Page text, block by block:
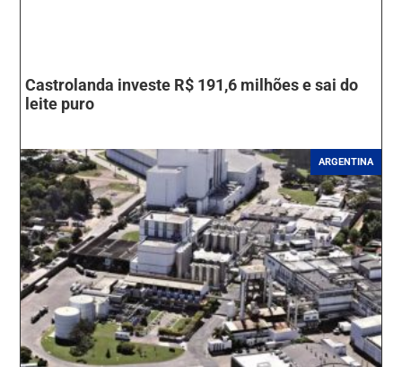
Castrolanda investe R$ 191,6 milhões e sai do
leite puro
ARGENTINA